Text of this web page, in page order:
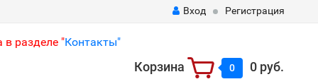
Вход Регистрация
разделе "Контакты"
Корзина 0 0 руб.